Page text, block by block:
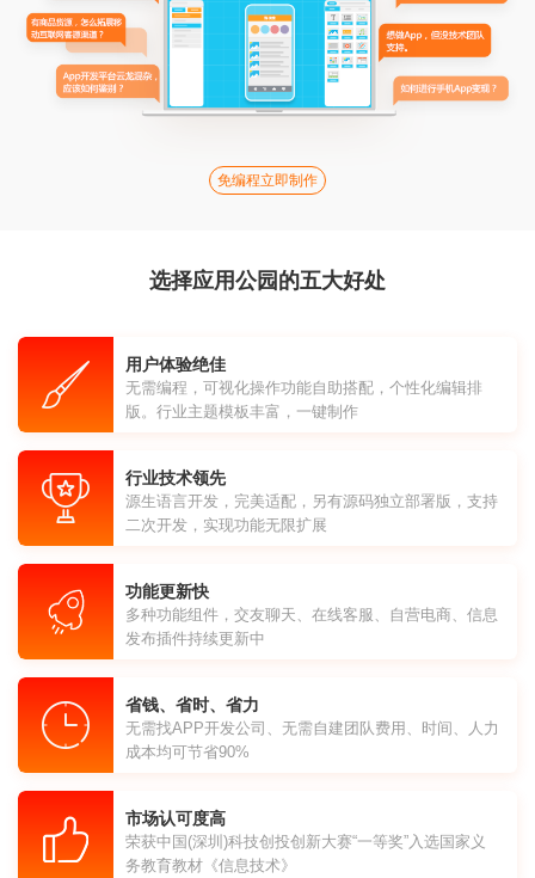
免编程立即制作
选择应用公园的五大好处
用户体验绝佳
无需编程，可视化操作功能自助搭配，个性化编辑排
版。行业主题模板丰富，一键制作
行业技术领先
源生语言开发，完美适配，另有源码独立部署版，支持
二次开发，实现功能无限扩展
功能更新快
多种功能组件，交友聊天、在线客服、自营电商、信息
发布插件持续更新中
省钱、省时、省力
无需找APP开发公司、无需自建团队费用、时间、人力
成本均可节省90%
市场认可度高
荣获中国(深圳)科技创投创新大赛“一等奖”入选国家义
务教育教材《信息技术》